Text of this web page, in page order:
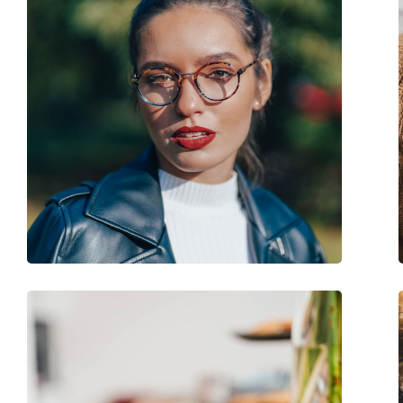
Balama flexibilă:
Nu
Clip-on:
Da
Accesorii
Da
Lavetă pentru curățat:
Sex:
Bărbați
Categorie:
Ochelari de vedere
Brand:
Carrera